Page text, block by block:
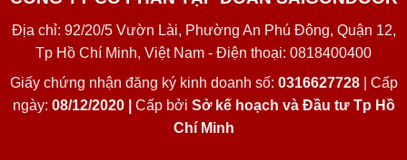
Địa chỉ: 92/20/5 Vườn Lài, Phường An Phú Đông, Quận 12,
Tp Hồ Chí Minh, Việt Nam - Điện thoại: 0818400400
Giấy chứng nhận đăng ký kinh doanh số: 0316627728| Cấp
ngày: 08/12/2020 | Cấp bởi Sở kế hoạch và Đầu tư Tp Hồ
Chí Minh